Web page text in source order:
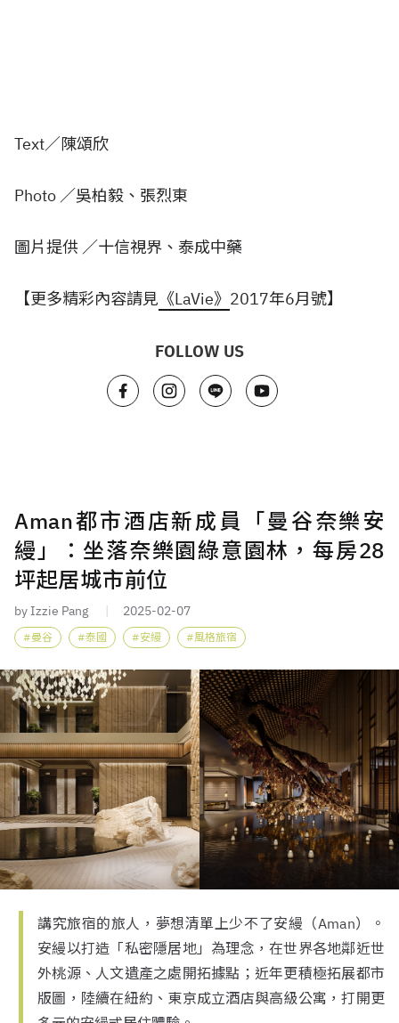
Text／陳頌欣
Photo ／吳柏毅、張烈東
圖片提供 ／十信視界、 泰成中藥
【更多精彩內容請見 《LaVie》 2017年6月號】
FOLLOW US
Aman都市酒店新成員「曼谷奈樂安
縵」：坐落奈樂園綠意園林，每房28
坪起居城市前位
by Izzie Pang 2025-02-07
曼谷 泰國 安縵 風格旅宿
講究旅宿的旅人，夢想清單上少不了安縵（Aman）。
安縵以打造「私密隱居地」為理念，在世界各地鄰近世
外桃源、人文遺產之處開拓據點；近年更積極拓展都市
版圖，陸續在紐約、東京成立酒店與高級公寓，打開更